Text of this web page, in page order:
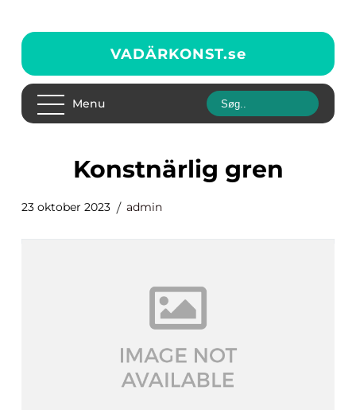
VADÄRKONST.se
Menu
konstnärlig gren
23 oktober 2023 admin